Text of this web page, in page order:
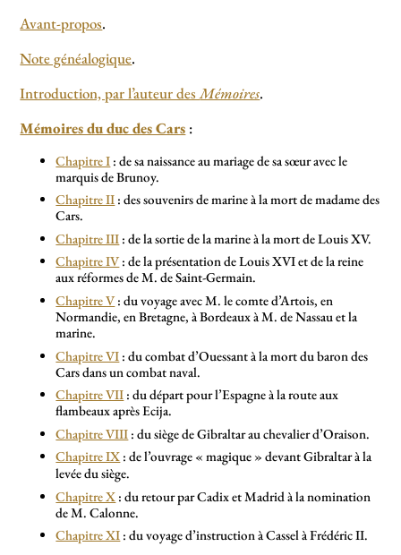
Avant-propos.
Note généalogique.
Introduction, par l’auteur desMémoires.
Mémoires du duc des Cars :
Chapitre I : de sa naissance au mariage de sa sœur avec le
marquis de Brunoy.
Chapitre II : des souvenirs de marine à la mort de madame des
Cars.
Chapitre III : de la sortie de la marine à la mort de Louis XV.
Chapitre IV: de la présentation de Louis XVI et de la reine
aux réformes de M. de Saint-Germain.
Chapitre V: du voyage avec M. le comte d’Artois, en
Normandie, en Bretagne, à Bordeaux à M. de Nassau et la
marine.
Chapitre VI : du combat d’Ouessant à la mort du baron des
Cars dans un combat naval.
Chapitre VII : du départ pour l’Espagne à la route aux
flambeaux après Ecija.
Chapitre VIII : du siège de Gibraltar au chevalier d’Oraison.
Chapitre IX : de l’ouvrage « magique » devant Gibraltar à la
levée du siège.
Chapitre X : du retour par Cadix et Madrid à la nomination
de M. Calonne.
Chapitre XI : du voyage d’instruction à Cassel à Frédéric II.